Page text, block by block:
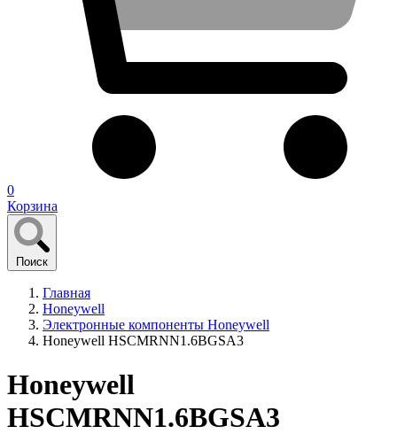
0
Корзина
Поиск
Главная
Honeywell
Электронные компоненты Honeywell
Honeywell HSCMRNN1.6BGSA3
Honeywell
HSCMRNN1.6BGSA3